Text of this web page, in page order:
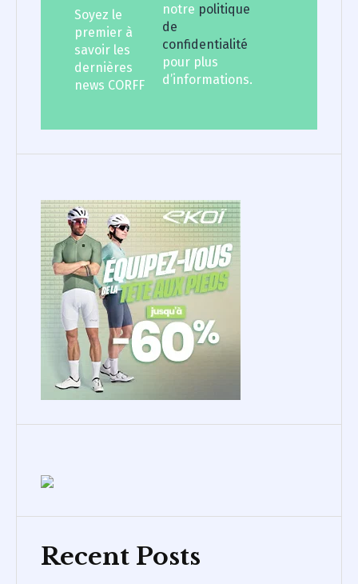
Soyez le
premier à
savoir les
dernières
news CORFF
notre politique
de
confidentialité
pour plus
d’informations.
Recent Posts